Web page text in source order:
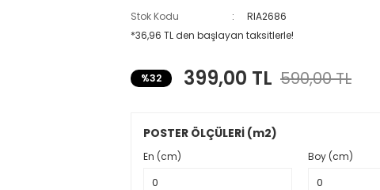
Stok Kodu
RIA2686
*36,96 TL den başlayan taksitlerle!
%32 399,00 TL 590,00 TL
POSTER ÖLÇÜLERİ (m2)
En (cm) Boy (cm)